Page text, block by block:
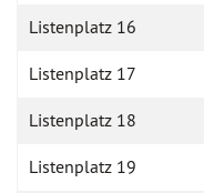
Listenplatz 16
Listenplatz 17
Listenplatz 18
Listenplatz 19